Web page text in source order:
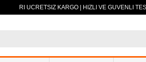
ÜCRETSİZ KARGO | HIZLI VE GÜVENLİ